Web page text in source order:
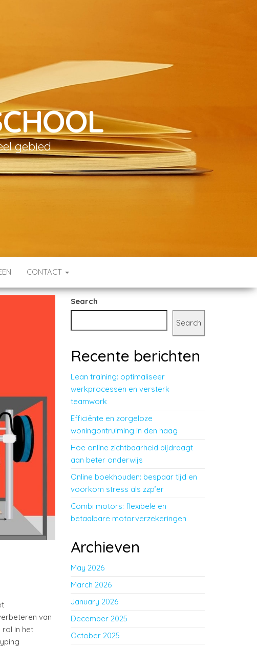
gebied
CONTACT
van
in het
Search
Search
Recente berichten
Lean training: optimaliseer
werkprocessen en versterk
teamwork
Efficiënte en zorgeloze
woningontruiming in den haag
Hoe online zichtbaarheid bijdraagt
aan beter onderwijs
Online boekhouden: bespaar tijd en
voorkom stress als zzp’er
Combi motors: flexibele en
betaalbare motorverzekeringen
Archieven
May 2026
March 2026
January 2026
December 2025
October 2025